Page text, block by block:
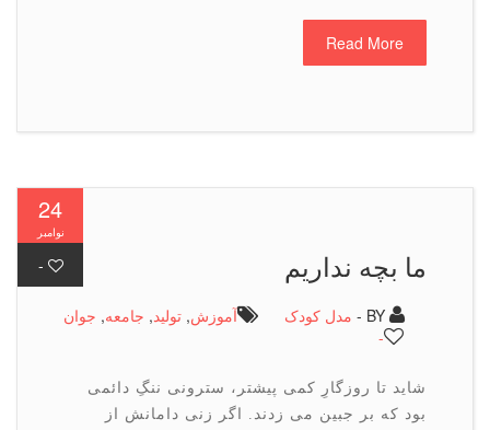
Read More
ما بچه نداریم
مدل کودک آموزش,تولید ,جامعه,جوان
شاید تا روزگارِ کمی پیشتر، سترونی ننگِ دائمی
بود که بر جبین می زدند. اگر زنی دامانش از